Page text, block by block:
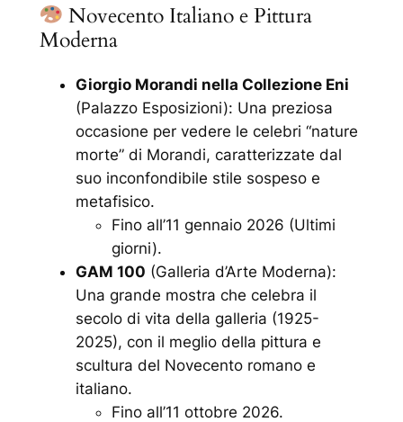
Novecento Italiano e Pittura
Moderna
Giorgio Morandi nella Collezione Eni
(Palazzo Esposizioni): Una preziosa
occasione per vedere le celebri “nature
morte” di Morandi, caratterizzate dal
suo inconfondibile stile sospeso e
metafisico.
Fino all’11 gennaio 2026 (Ultimi
giorni).
GAM 100 (Galleria d’Arte Moderna):
Una grande mostra che celebra il
secolo di vita della galleria (1925-
2025), con il meglio della pittura e
scultura del Novecento romano e
italiano.
Fino all’11 ottobre 2026.